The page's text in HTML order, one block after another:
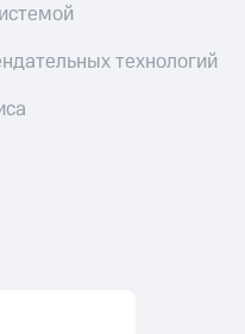
технологий